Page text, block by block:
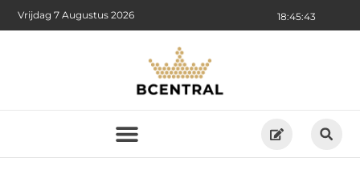
18:45:44
Vrijdag 7 Augustus 2026